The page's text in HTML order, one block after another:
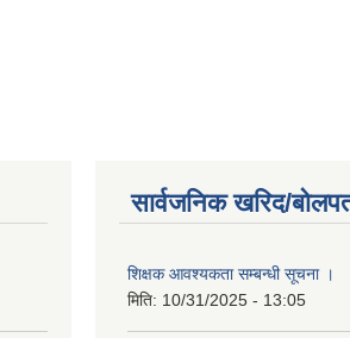
सार्वजनिक खरिद/
शिक्षक आवश्यकता सम्बन्धी सूचना ।
मिति: 10/31/2025 - 13:05